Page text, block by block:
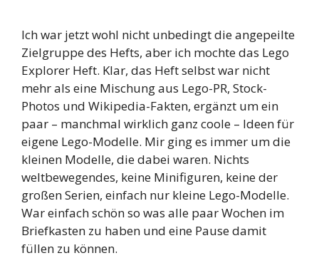
Ich war jetzt wohl nicht unbedingt die angepeilte
Zielgruppe des Hefts, aber ich mochte das Lego
Explorer Heft. Klar, das Heft selbst war nicht
mehr als eine Mischung aus Lego-PR, Stock-
Photos und Wikipedia-Fakten, ergänzt um ein
paar – manchmal wirklich ganz coole – Ideen für
eigene Lego-Modelle. Mir ging es immer um die
kleinen Modelle, die dabei waren. Nichts
weltbewegendes, keine Minifiguren, keine der
großen Serien, einfach nur kleine Lego-Modelle.
War einfach schön so was alle paar Wochen im
Briefkasten zu haben und eine Pause damit
füllen zu können.